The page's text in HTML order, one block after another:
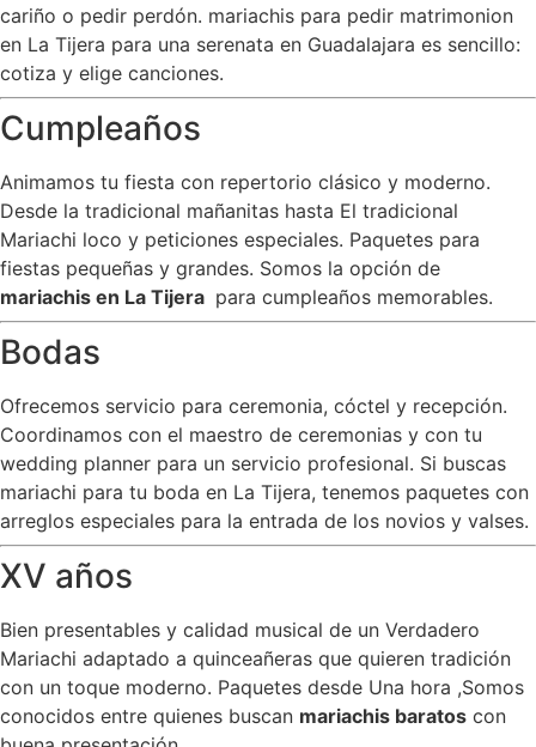
cariño o pedir perdón. mariachis para pedir matrimonion
en La Tijera para una serenata en Guadalajara es sencillo:
cotiza y elige canciones.
Cumpleaños
Animamos tu fiesta con repertorio clásico y moderno.
Desde la tradicional mañanitas hasta El tradicional
Mariachi loco y peticiones especiales. Paquetes para
fiestas pequeñas y grandes. Somos la opción de
mariachis en La Tijera para cumpleaños memorables.
Bodas
Ofrecemos servicio para ceremonia, cóctel y recepción.
Coordinamos con el maestro de ceremonias y con tu
wedding planner para un servicio profesional. Si buscas
mariachi para tu boda en La Tijera, tenemos paquetes con
arreglos especiales para la entrada de los novios y valses.
XV años
Bien presentables y calidad musical de un Verdadero
Mariachi adaptado a quinceañeras que quieren tradición
con un toque moderno. Paquetes desde Una hora ,Somos
conocidos entre quienes buscan mariachis baratos con